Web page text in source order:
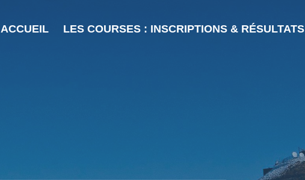
ACCUEIL LES COURSES : INSCRIPTIONS & RÉSULTATS